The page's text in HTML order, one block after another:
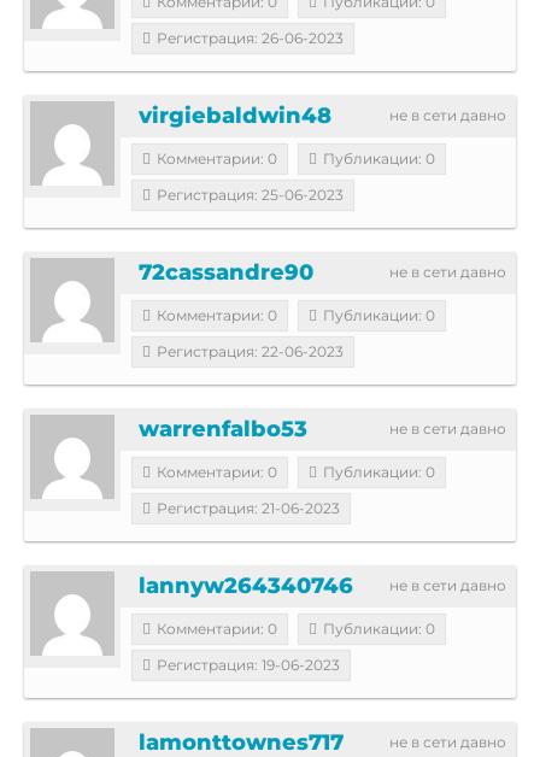
Регистрация: 26-06-2023
не в сети давно
virgiebaldwin48
Комментарии: 0
Публикации: 0
Регистрация: 25-06-2023
не в сети давно
72cassandre90
Комментарии: 0
Публикации: 0
Регистрация: 22-06-2023
не в сети давно
warrenfalbo53
Комментарии: 0
Публикации: 0
Регистрация: 21-06-2023
не в сети давно
lannyw264340746
Комментарии: 0
Публикации: 0
Регистрация: 19-06-2023
не в сети давно
lamonttownes717